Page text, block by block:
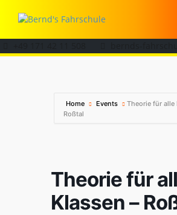
Home Events
Theorie für alle
Roßtal
Theorie für
Klassen –